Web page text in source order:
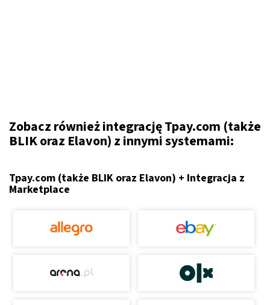
Zobacz również integrację Tpay.com (także
BLIK oraz Elavon) z innymi systemami:
Tpay.com (także BLIK oraz Elavon) + Integracja z
Marketplace